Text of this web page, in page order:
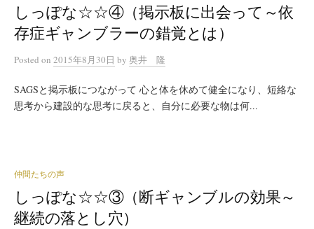
しっぽな☆☆④（掲示板に出会って～依
存症ギャンブラーの錯覚とは）
Posted on 2015年8月30日 by 奥井 隆
SAGSと掲示板につながって 心と体を休めて健全になり、短絡な
思考から建設的な思考に戻ると、自分に必要な物は何...
仲間たちの声
しっぽな☆☆③（断ギャンブルの効果～
継続の落とし穴）